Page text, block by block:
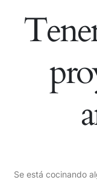
Se está cocinando